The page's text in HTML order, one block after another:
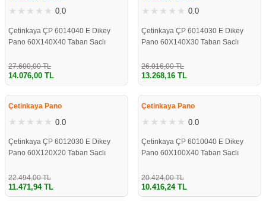
0.0
Çetinkaya ÇP 6014040 E Dikey
Pano 60X140X40 Taban Saclı
27.600,00 TL
14.076,00 TL
0.0
Çetinkaya ÇP 6014030 E Dikey
Pano 60X140X30 Taban Saclı
26.016,00 TL
13.268,16 TL
%49
Çetinkaya Pano
0.0
Çetinkaya ÇP 6012030 E Dikey
Pano 60X120X20 Taban Saclı
22.494,00 TL
11.471,94 TL
%49
Çetinkaya Pano
0.0
Çetinkaya ÇP 6010040 E Dikey
Pano 60X100X40 Taban Saclı
20.424,00 TL
10.416,24 TL